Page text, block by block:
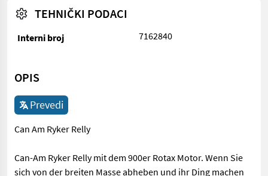
TEHNIČKI PODACI
Interni broj 7162840
OPIS
Prevedi
Can Am Ryker Relly
Can-Am Ryker Relly mit dem 900er Rotax Motor. Wenn Sie
sich von der breiten Masse abheben und ihr Ding machen